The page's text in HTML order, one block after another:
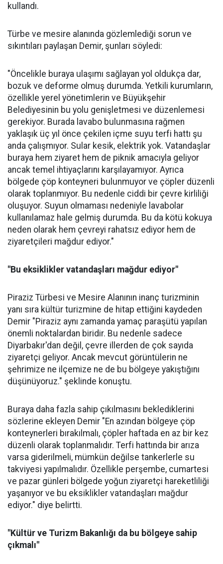
kullandı.
Türbe ve mesire alanında gözlemlediği sorun ve
sıkıntıları paylaşan Demir, şunları söyledi:
"Öncelikle buraya ulaşımı sağlayan yol oldukça dar,
bozuk ve deforme olmuş durumda. Yetkili kurumların,
özellikle yerel yönetimlerin ve Büyükşehir
Belediyesinin bu yolu genişletmesi ve düzenlemesi
gerekiyor. Burada lavabo bulunmasına rağmen
yaklaşık üç yıl önce çekilen içme suyu terfi hattı şu
anda çalışmıyor. Sular kesik, elektrik yok. Vatandaşlar
buraya hem ziyaret hem de piknik amacıyla geliyor
ancak temel ihtiyaçlarını karşılayamıyor. Ayrıca
bölgede çöp konteyneri bulunmuyor ve çöpler düzenli
olarak toplanmıyor. Bu nedenle ciddi bir çevre kirliliği
oluşuyor. Suyun olmaması nedeniyle lavabolar
kullanılamaz hale gelmiş durumda. Bu da kötü kokuya
neden olarak hem çevreyi rahatsız ediyor hem de
ziyaretçileri mağdur ediyor."
"Bu eksiklikler vatandaşları mağdur ediyor"
Piraziz Türbesi ve Mesire Alanının inanç turizminin
yanı sıra kültür turizmine de hitap ettiğini kaydeden
Demir "Piraziz aynı zamanda yamaç paraşütü yapılan
önemli noktalardan biridir. Bu nedenle sadece
Diyarbakır'dan değil, çevre illerden de çok sayıda
ziyaretçi geliyor. Ancak mevcut görüntülerin ne
şehrimize ne ilçemize ne de bu bölgeye yakıştığını
düşünüyoruz." şeklinde konuştu.
Buraya daha fazla sahip çıkılmasını beklediklerini
sözlerine ekleyen Demir "En azından bölgeye çöp
konteynerleri bırakılmalı, çöpler haftada en az bir kez
düzenli olarak toplanmalıdır. Terfi hattında bir arıza
varsa giderilmeli, mümkün değilse tankerlerle su
takviyesi yapılmalıdır. Özellikle perşembe, cumartesi
ve pazar günleri bölgede yoğun ziyaretçi hareketliliği
yaşanıyor ve bu eksiklikler vatandaşları mağdur
ediyor." diye belirtti.
"Kültür ve Turizm Bakanlığı da bu bölgeye sahip
çıkmalı"